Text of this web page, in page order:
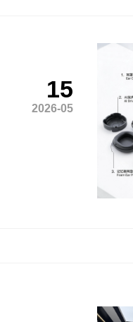
15
2026-05